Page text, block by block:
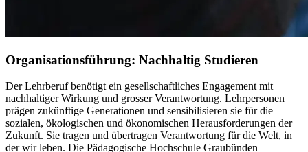
Organisationsführung: Nachhaltig Studieren
Der Lehrberuf benötigt ein gesellschaftliches Engagement mit
nachhaltiger Wirkung und grosser Verantwortung. Lehrpersonen
prägen zukünftige Generationen und sensibilisieren sie für die
sozialen, ökologischen und ökonomischen Herausforderungen der
Zukunft. Sie tragen und übertragen Verantwortung für die Welt, in
der wir leben. Die Pädagogische Hochschule Graubünden